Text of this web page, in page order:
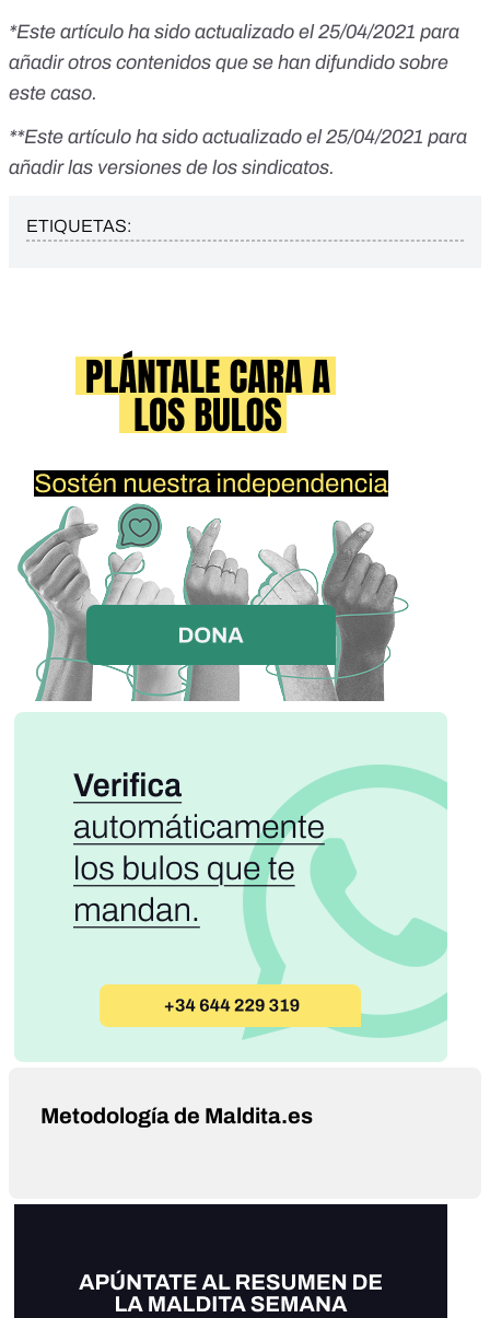
*Este artículo ha sido actualizado el 25/04/2021 para
añadir otros contenidos que se han difundido sobre
este caso.
**Este artículo ha sido actualizado el 25/04/2021 para
añadir las versiones de los sindicatos.
ETIQUETAS:
Metodología de Maldita.es